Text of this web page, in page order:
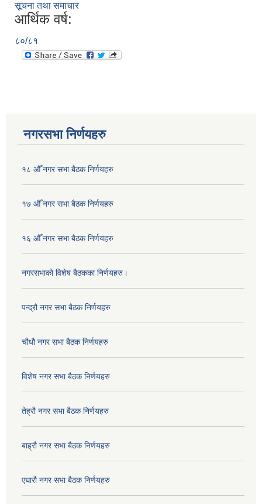
सूचना तथा समाचार
आर्थिक वर्ष:
८०/८१
नगरसभा निर्णयहरु
१८ औँ नगर सभा बैठक निर्णयहरु
१७ औँ नगर सभा बैठक निर्णयहरु
१६ औँ नगर सभा बैठक निर्णयहरु
नगरसभाको विशेष बैठकका निर्णयहरु।
पन्द्रौ नगर सभा बैठक निर्णयहरु
चौधौ नगर सभा बैठक निर्णयहरु
विशेष नगर सभा बैठक निर्णयहरु
तेह्रौ नगर सभा बैठक निर्णयहरु
बाह्रौ नगर सभा बैठक निर्णयहरु
एघारौ नगर सभा बैठक निर्णयहरु